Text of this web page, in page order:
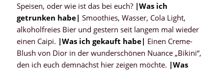
Speisen, oder wie ist das bei euch? |Was ich
getrunken habe| Smoothies, Wasser, Cola Light,
alkoholfreies Bier und gestern seit langem mal wieder
einen Caipi. |Was ich gekauft habe| Einen Creme-
Blush von Dior in der wunderschönen Nuance „Bikini“,
den ich euch demnächst hier zeigen möchte. |Was